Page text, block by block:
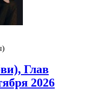
Глав
2026